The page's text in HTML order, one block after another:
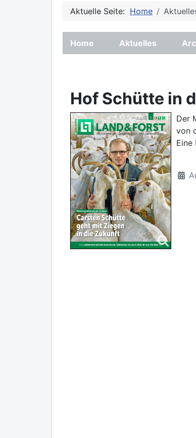
Aktuelle Seite: Home
Home Aktuelles
Hof Schütte in
Der
von
Eine